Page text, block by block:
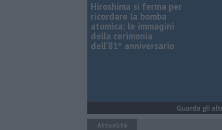
Hiroshima si ferma per
ricordare la bomba
atomica: le immagini
della cerimonia
dell’81° anniversario
Attualità